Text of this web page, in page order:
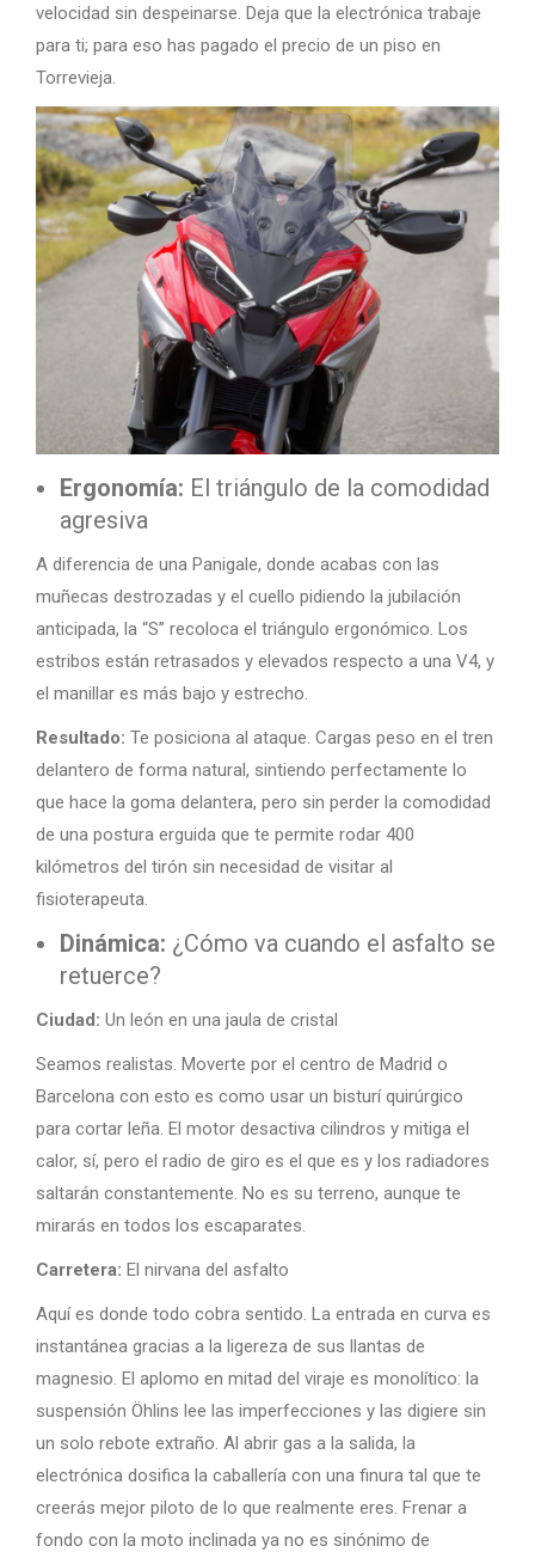
velocidad sin despeinarse. Deja que la electrónica trabaje
para ti; para eso has pagado el precio de un piso en
Torrevieja.
Ergonomía: El triángulo de la comodidad
agresiva
A diferencia de una Panigale, donde acabas con las
muñecas destrozadas y el cuello pidiendo la jubilación
anticipada, la “S” recoloca el triángulo ergonómico. Los
estribos están retrasados y elevados respecto a una V4, y
el manillar es más bajo y estrecho.
Resultado: Te posiciona al ataque. Cargas peso en el tren
delantero de forma natural, sintiendo perfectamente lo
que hace la goma delantera, pero sin perder la comodidad
de una postura erguida que te permite rodar 400
kilómetros del tirón sin necesidad de visitar al
fisioterapeuta.
Dinámica: ¿Cómo va cuando el asfalto se
retuerce?
Ciudad: Un león en una jaula de cristal
Seamos realistas. Moverte por el centro de Madrid o
Barcelona con esto es como usar un bisturí quirúrgico
para cortar leña. El motor desactiva cilindros y mitiga el
calor, sí, pero el radio de giro es el que es y los radiadores
saltarán constantemente. No es su terreno, aunque te
mirarás en todos los escaparates.
Carretera: El nirvana del asfalto
Aquí es donde todo cobra sentido. La entrada en curva es
instantánea gracias a la ligereza de sus llantas de
magnesio. El aplomo en mitad del viraje es monolítico: la
suspensión Öhlins lee las imperfecciones y las digiere sin
un solo rebote extraño. Al abrir gas a la salida, la
electrónica dosifica la caballería con una finura tal que te
creerás mejor piloto de lo que realmente eres. Frenar a
fondo con la moto inclinada ya no es sinónimo de